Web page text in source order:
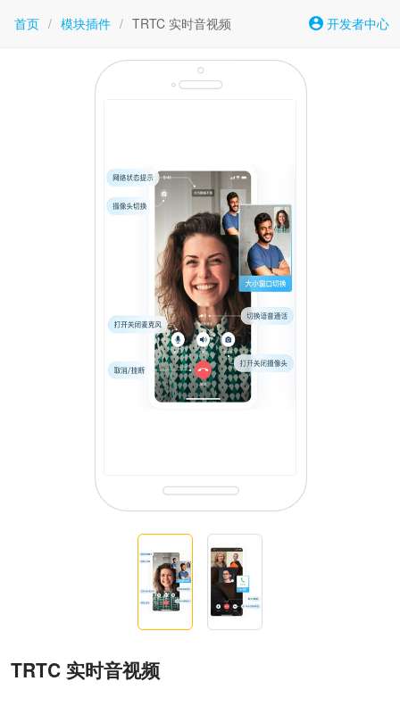
首页 / 模块插件 / TRTC 实时音视频 开发者中心
TRTC 实时音视频